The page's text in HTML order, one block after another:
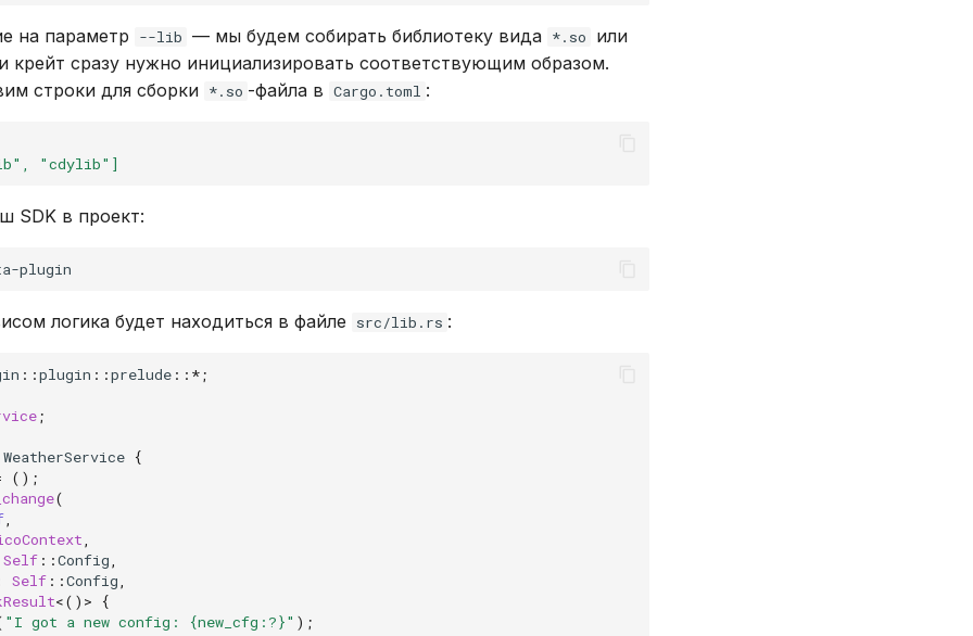
на параметр --lib — мы будем собирать библиотеку вида *.so или
крейт сразу нужно инициализировать соответствующим образом.
строки для сборки *.so -файла в Cargo.toml :
"cdylib"]
SDK в проект:
логика будет находиться в файле src/lib.rs :
::plugin ::prelude :: * ;
;
WeatherService {
();
(
Self ::Config
Self ::Config
<() >
{
"I got a new config: {new_cfg:?}" );